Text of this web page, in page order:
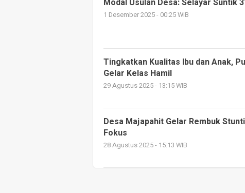
1 Desember 2025 - 00:25 WIB
Tingkatkan Kualitas Ibu dan Anak,
Gelar Kelas Hamil
29 Agustus 2025 - 13:15 WIB
Desa Majapahit Gelar Rembuk
Fokus
28 Agustus 2025 - 15:13 WIB